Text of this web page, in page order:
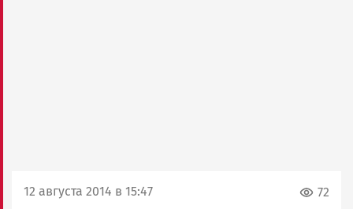
12 августа 2014 в 15:47
72